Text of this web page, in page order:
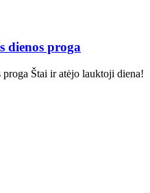
dienos proga
Štai ir atėjo lauktoji diena!